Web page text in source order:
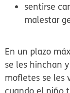
sentirse
malestar
En un plazo
se les hinchan
mofletes se les